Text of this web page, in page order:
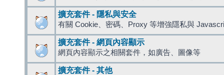
擴充套件 - 隱私與安全
有關 Cookie、密碼、Proxy 等增強隱私與
擴充套件 - 網頁內容顯示
網頁內容顯示之相關套件，如廣告、圖像等
擴充套件 - 其他